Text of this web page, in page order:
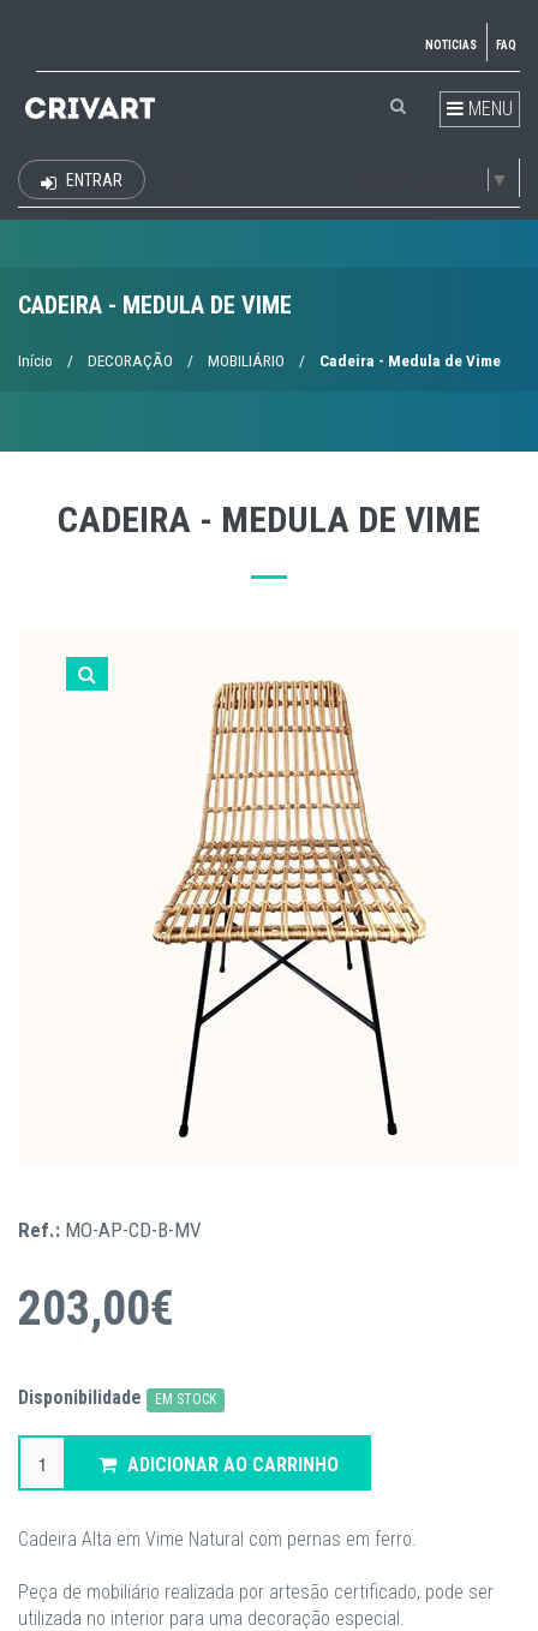
NOTICIAS FAQ
MENU
▼
ENTRAR
CADEIRA - MEDULA DE VIME
Início / DECORAÇÃO / MOBILIÁRIO / Cadeira - Medula de Vime
CADEIRA - MEDULA DE VIME
Ref.: MO-AP-CD-B-MV
203,00€
Disponibilidade EM STOCK
ADICIONAR AO CARRINHO
Cadeira Alta em Vime Natural com pernas em ferro.
Peça de mobiliário realizada por artesão certificado, pode ser
utilizada no interior para uma decoração especial.